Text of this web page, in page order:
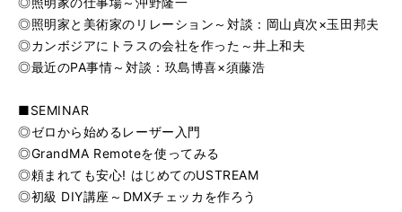
◎照明家と美術家のリレーション～対談：岡山貞次×玉田邦夫
◎カンボジアにトラスの会社を作った～井上和夫
◎最近のPA事情～対談：玖島博喜×須藤浩
■SEMINAR
◎ゼロから始めるレーザー入門
◎GrandMA Remoteを使ってみる
◎頼まれても安心! はじめてのUSTREAM
◎初級 DIY講座～DMXチェッカを作ろう